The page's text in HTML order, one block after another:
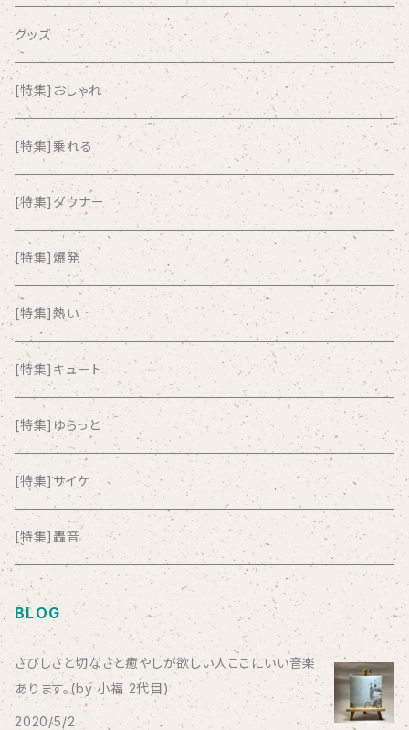
airlie
AKUTAGAWA FANCLUB
ALKASILKA
all about paradise
ALL ITEM 10 TIMES
Amia Calva
Amsterdamned
ANYO
And Summer Club
anticlockwise
Aysula
Bad Operation
Bagus!
グッズ
[特集]おしゃれ
[特集]乗れる
[特集]ダウナー
[特集]爆発
[特集]熱い
[特集]キュート
[特集]ゆらっと
[特集]サイケ
[特集]轟音
BLOG
さびしさと切なさと癒やしが欲しい人ここにいい音楽
あります。(by 小福 2代目)
2020/5/2